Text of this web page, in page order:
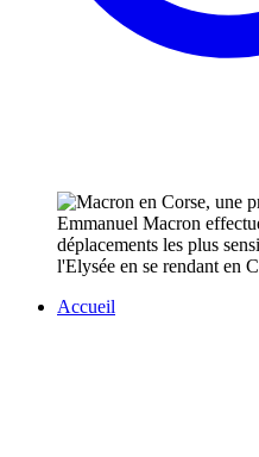
Emmanuel Macron
déplacements les plus
l'Elysée en se rendant en
Accueil